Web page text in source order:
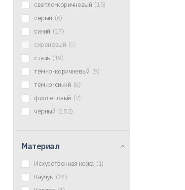
светло-коричневый (15)
серый (6)
синий (17)
сиреневый (0)
сталь (19)
тёмно-коричневый (9)
тёмно-синий (6)
фиолетовый (2)
чёрный (152)
Материал
Искусственная кожа (1)
Каучук (24)